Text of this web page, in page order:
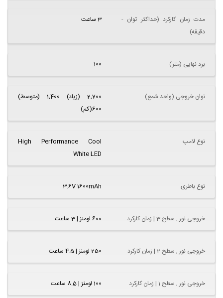
مدت زمان کارکرد (حداکثر توان -
دقیقه)
3 ساعت
برد نهایی (متر) 100
توان خروجی (واحد شمع)
2,700 (زیاد) 1,400 (متوسط)
600(کم)
نوع لامپ
High Performance Cool
White LED
نوع باطری 3.6V 1600mAh
خروجی نور , سطح 3 | زمان کارکرد 600 لومنز | 3 ساعت
خروجی نور , سطح 2 | زمان کارکرد 250 لومنز | 4.5 ساعت
خروجی نور , سطح 1 | زمان کارکرد 100 لومنز | 8.5 ساعت